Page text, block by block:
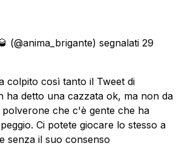
(@anima_brigante) segnalati 29
colpito così tanto il Tweet di
ha detto una cazzata ok, ma non da
che c'è gente che ha
Ci potete giocare lo stesso a
senza il suo consenso